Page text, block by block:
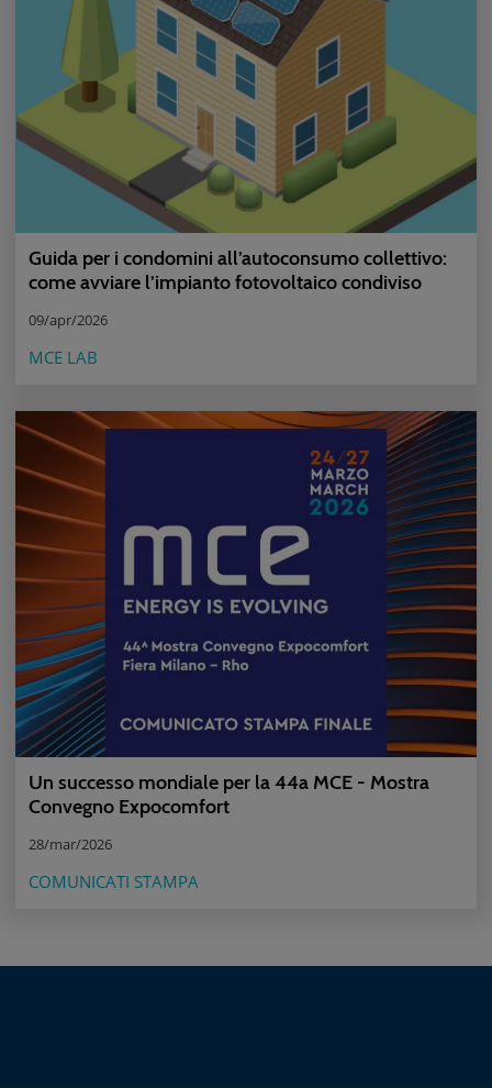
Guida per i condomini all’autoconsumo collettivo:
come avviare l’impianto fotovoltaico condiviso
09/apr/2026
MCE LAB
Un successo mondiale per la 44a MCE - Mostra
Convegno Expocomfort
28/mar/2026
COMUNICATI STAMPA